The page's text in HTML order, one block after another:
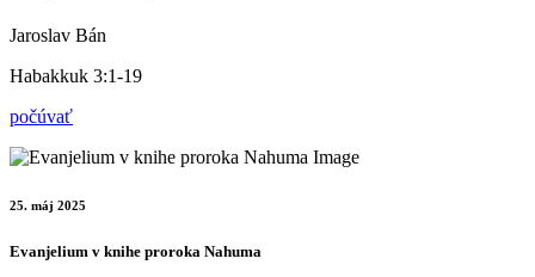
Jaroslav Bán
Habakkuk 3:1-19
počúvať
25. máj 2025
Evanjelium v knihe proroka Nahuma